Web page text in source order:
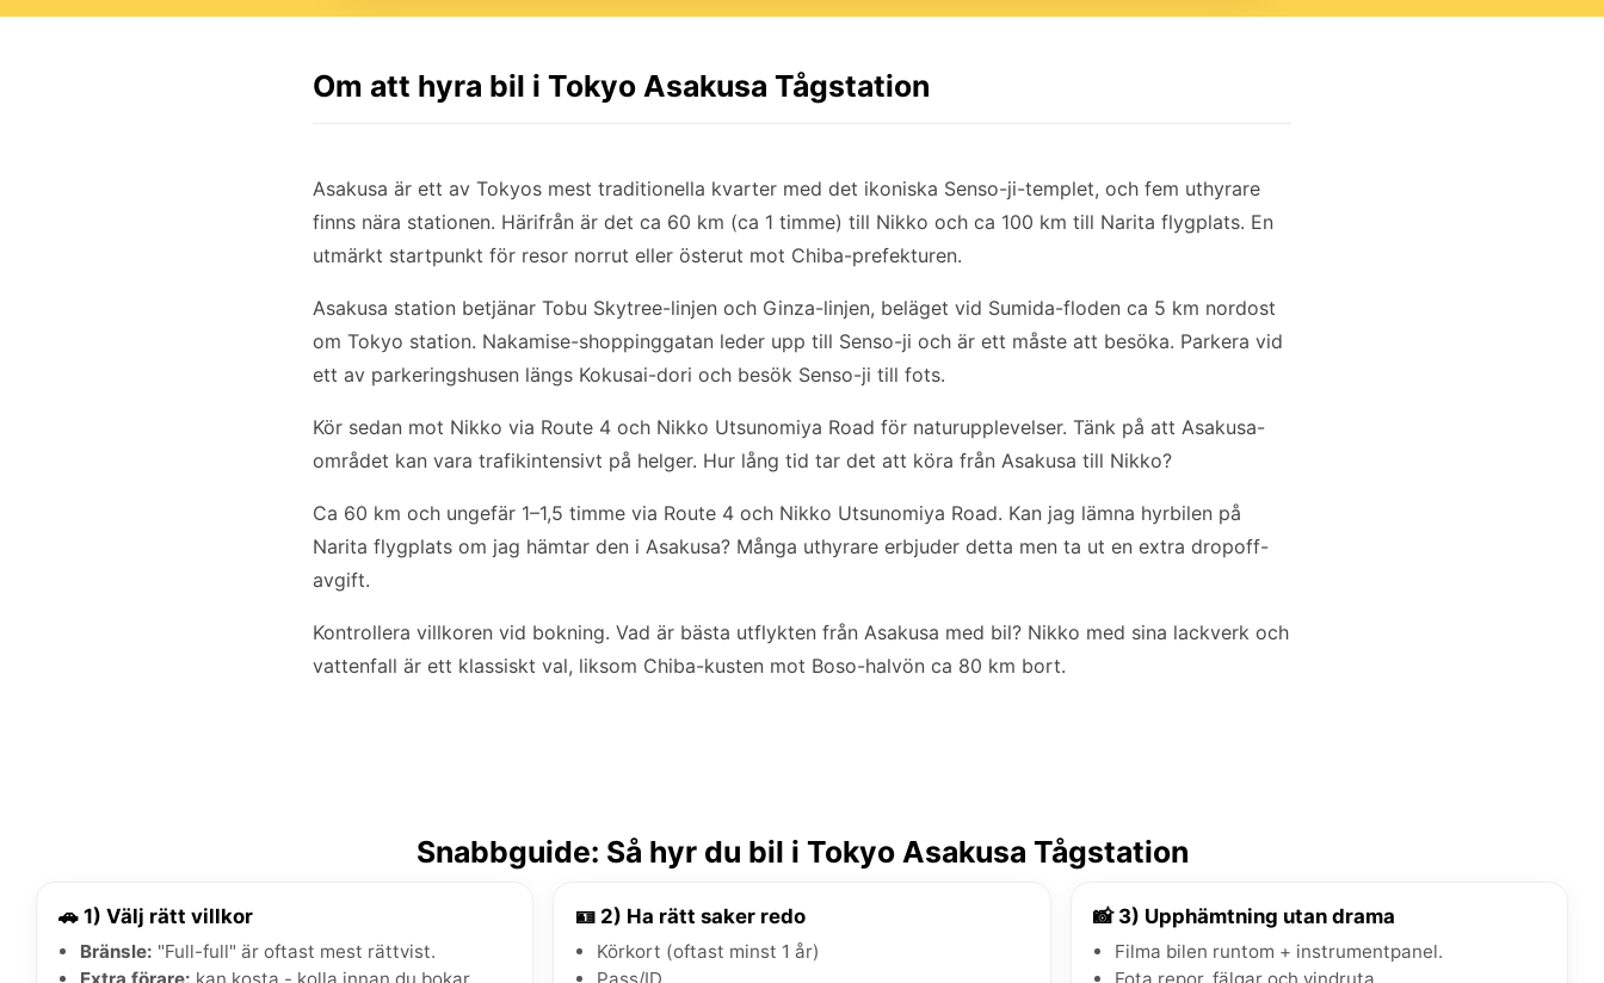
Om att hyra bil i Tokyo Asakusa Tågstation
Asakusa är ett av Tokyos mest traditionella kvarter med det ikoniska Senso-ji-templet, och fem uthyrare
finns nära stationen. Härifrån är det ca 60 km (ca 1 timme) till Nikko och ca 100 km till Narita flygplats. En
utmärkt startpunkt för resor norrut eller österut mot Chiba-prefekturen.
Asakusa station betjänar Tobu Skytree-linjen och Ginza-linjen, beläget vid Sumida-floden ca 5 km nordost
om Tokyo station. Nakamise-shoppinggatan leder upp till Senso-ji och är ett måste att besöka. Parkera vid
ett av parkeringshusen längs Kokusai-dori och besök Senso-ji till fots.
Kör sedan mot Nikko via Route 4 och Nikko Utsunomiya Road för naturupplevelser. Tänk på att Asakusa-
området kan vara trafikintensivt på helger. Hur lång tid tar det att köra från Asakusa till Nikko?
Ca 60 km och ungefär 1–1,5 timme via Route 4 och Nikko Utsunomiya Road. Kan jag lämna hyrbilen på
Narita flygplats om jag hämtar den i Asakusa? Många uthyrare erbjuder detta men ta ut en extra dropoff-
avgift.
Kontrollera villkoren vid bokning. Vad är bästa utflykten från Asakusa med bil? Nikko med sina lackverk och
vattenfall är ett klassiskt val, liksom Chiba-kusten mot Boso-halvön ca 80 km bort.
Snabbguide: Så hyr du bil i Tokyo Asakusa Tågstation
🚗 1) Välj rätt villkor
Bränsle: "Full-full" är oftast mest rättvist.
Extra förare: kan kosta - kolla innan du bokar.
🪪 2) Ha rätt saker redo
Körkort (oftast minst 1 år)
Pass/ID
📸 3) Upphämtning utan drama
Filma bilen runtom + instrumentpanel.
Fota repor, fälgar och vindruta.